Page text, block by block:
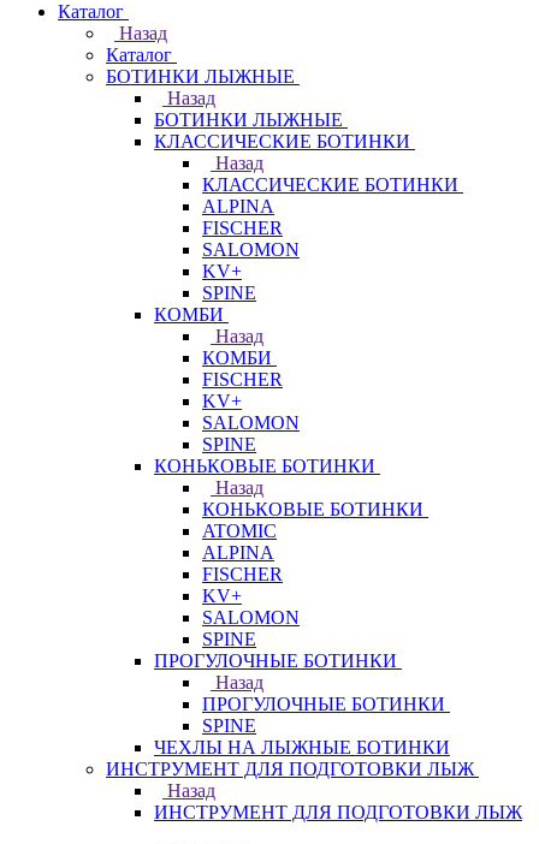
Каталог
Назад
Каталог
БОТИНКИ ЛЫЖНЫЕ
Назад
БОТИНКИ ЛЫЖНЫЕ
КЛАССИЧЕСКИЕ БОТИНКИ
Назад
КЛАССИЧЕСКИЕ БОТИНКИ
ALPINA
FISCHER
SALOMON
KV+
SPINE
КОМБИ
Назад
КОМБИ
FISCHER
KV+
SALOMON
SPINE
КОНЬКОВЫЕ БОТИНКИ
Назад
КОНЬКОВЫЕ БОТИНКИ
ATOMIC
ALPINA
FISCHER
KV+
SALOMON
SPINE
ПРОГУЛОЧНЫЕ БОТИНКИ
Назад
ПРОГУЛОЧНЫЕ БОТИНКИ
SPINE
ЧЕХЛЫ НА ЛЫЖНЫЕ БОТИНКИ
ИНСТРУМЕНТ ДЛЯ ПОДГОТОВКИ ЛЫЖ
Назад
ИНСТРУМЕНТ ДЛЯ ПОДГОТОВКИ ЛЫЖ